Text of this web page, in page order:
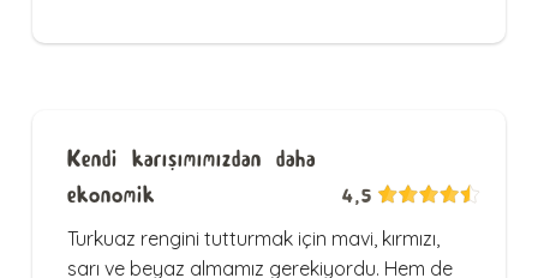
Kendi karışımımızdan daha
ekonomik
4,5
Turkuaz rengini tutturmak için mavi, kırmızı,
sarı ve beyaz almamız gerekiyordu. Hem de